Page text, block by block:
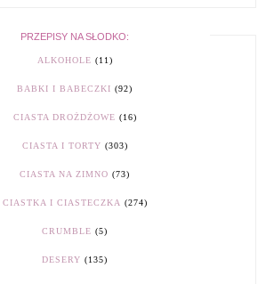
PRZEPISY NA SŁODKO:
ALKOHOLE (11)
BABKI I BABECZKI (92)
CIASTA DROŻDŻOWE (16)
CIASTA I TORTY (303)
CIASTA NA ZIMNO (73)
CIASTKA I CIASTECZKA (274)
CRUMBLE (5)
DESERY (135)